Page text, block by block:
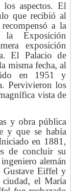
aspectos. El
que recibió al
a la
Exposición
exposición
El Palacio de
misma fecha, al
en 1951 y
Pervivieron los
vista de
y obra pública
y que se había
en 1881,
de concluir su
alemán
Gustave Eiffel y
el María